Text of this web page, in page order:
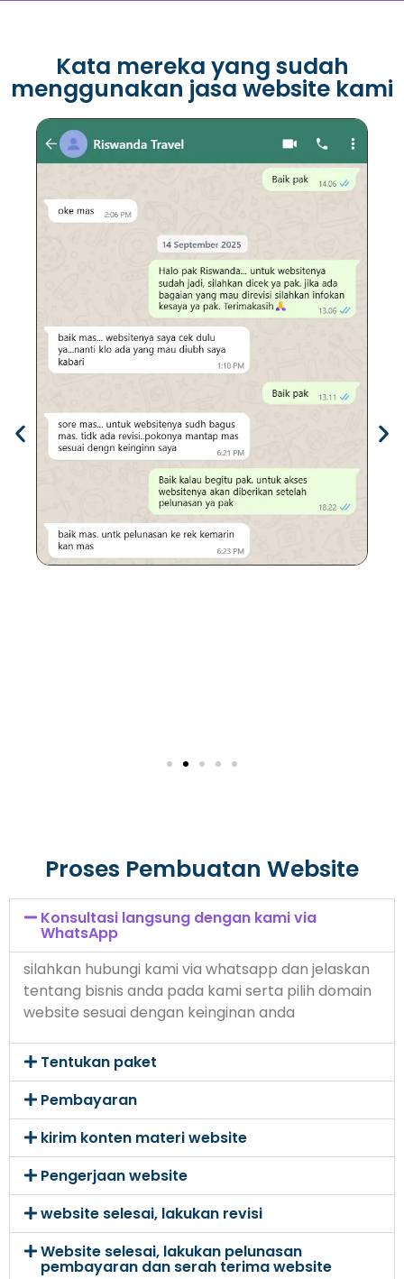
Kata mereka yang sudah
menggunakan jasa website kami
Proses Pembuatan Website
Konsultasi langsung dengan kami via
WhatsApp
silahkan hubungi kami via whatsapp dan jelaskan
tentang bisnis anda pada kami serta pilih domain
website sesuai dengan keinginan anda
Tentukan paket
Pembayaran
kirim konten materi website
Pengerjaan website
website selesai, lakukan revisi
Website selesai, lakukan pelunasan
pembayaran dan serah terima website